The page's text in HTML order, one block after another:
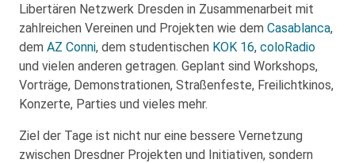
Libertären Netzwerk Dresden in Zusammenarbeit mit
zahlreichen Vereinen und Projekten wie dem Casablanca,
dem AZ Conni, dem studentischen KOK 16, coloRadio
und vielen anderen getragen. Geplant sind Workshops,
Vorträge, Demonstrationen, Straßenfeste, Freilichtkinos,
Konzerte, Parties und vieles mehr.
Ziel der Tage ist nicht nur eine bessere Vernetzung
zwischen Dresdner Projekten und Initiativen, sondern